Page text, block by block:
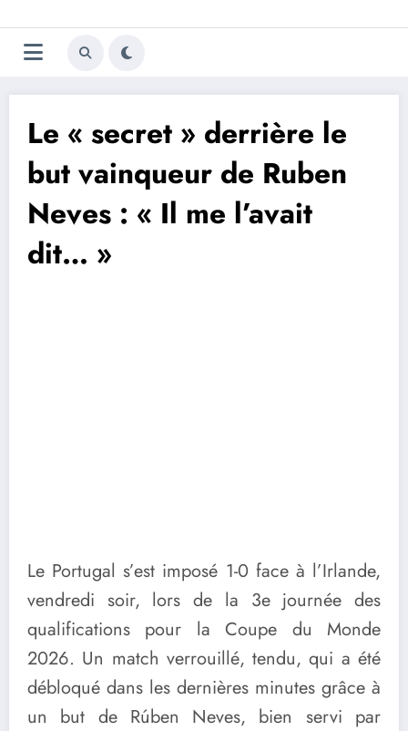
au
contenu
Trivela
L'actualité du football
Le « secret » derrière le
but vainqueur de Ruben
Neves : « Il me l’avait
dit… »
Le Portugal s’est imposé 1-0 face à l’Irlande,
vendredi soir, lors de la 3e journée des
qualifications pour la Coupe du Monde
2026. Un match verrouillé, tendu, qui a été
débloqué dans les dernières minutes grâce à
un but de Rúben Neves, bien servi par